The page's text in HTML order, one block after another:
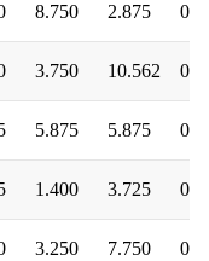
8.750 2.875
3.750 10.562
5.875 5.875
1.400 3.725
3.250 7.750